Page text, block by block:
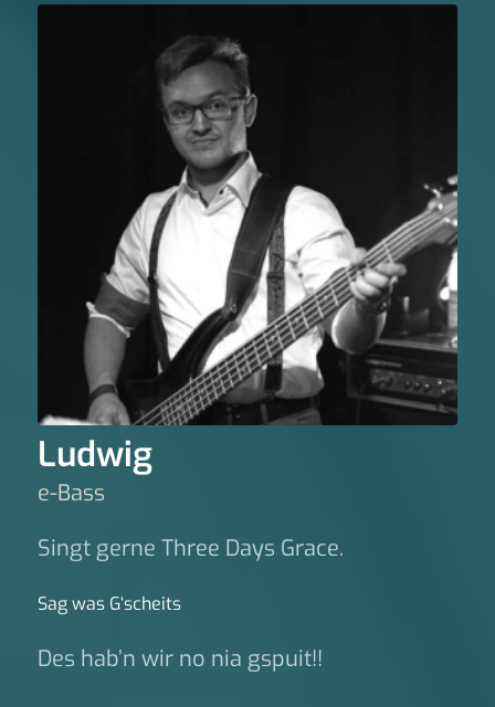
Ludwig
e-Bass
Singt gerne Three Days Grace.
Sag was G‘scheits
Des hab’n wir no nia gspuit!!